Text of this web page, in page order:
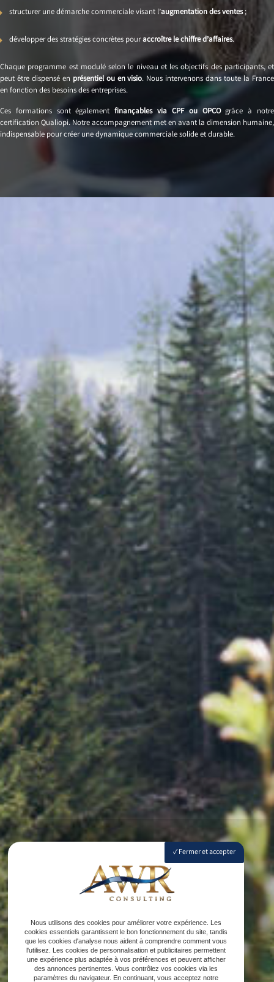
structurer une démarche commerciale visant l’augmentation des ventes;
développer des stratégies concrètes pouraccroître le chiffre d’affaires.
Chaque programme est modulé selon le niveau et les objectifs des participants, et
peut être dispensé en présentiel ou en visio. Nous intervenons dans toute la France
en fonction des besoins des entreprises.
Ces formations sont égalementfinançables via CPF ou OPCOgrâce à notre
certification Qualiopi. Notre accompagnement met en avant la dimension humaine,
indispensable pour créer une dynamique commerciale solide et durable.
Fermer et accepter
Nous utilisons des cookies pour améliorer votre expérience. Les
cookies essentiels garantissent le bon fonctionnement du site, tandis
que les cookies d'analyse nous aident à comprendre comment vous
l'utilisez. Les cookies de personnalisation et publicitaires permettent
une expérience plus adaptée à vos préférences et peuvent afficher
des annonces pertinentes. Vous contrôlez vos cookies via les
paramètres du navigateur. En continuant, vous acceptez notre